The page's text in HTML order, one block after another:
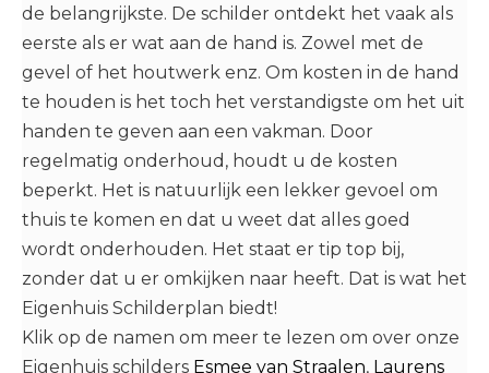
de belangrijkste. De schilder ontdekt het vaak als
eerste als er wat aan de hand is. Zowel met de
gevel of het houtwerk enz. Om kosten in de hand
te houden is het toch het verstandigste om het uit
handen te geven aan een vakman. Door
regelmatig onderhoud, houdt u de kosten
beperkt. Het is natuurlijk een lekker gevoel om
thuis te komen en dat u weet dat alles goed
wordt onderhouden. Het staat er tip top bij,
zonder dat u er omkijken naar heeft. Dat is wat het
Eigenhuis Schilderplan biedt!
Klik op de namen om meer te lezen om over onze
Eigenhuis schilders Esmee van Straalen, Laurens